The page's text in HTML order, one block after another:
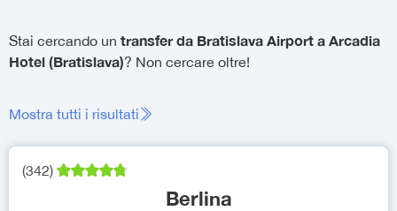
Stai cercando un transfer da Bratislava Airport a Arcadia
Hotel (Bratislava)? Non cercare oltre!
Mostra tutti i risultati
(342)
Berlina